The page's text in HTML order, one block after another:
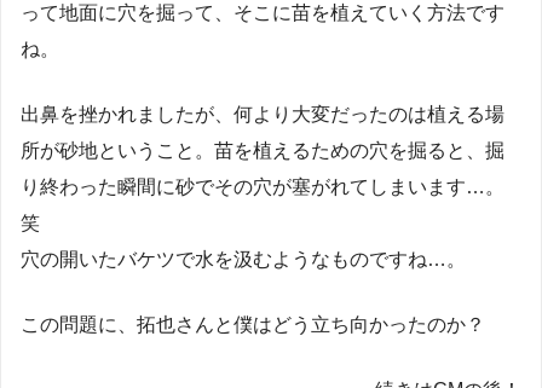
って地面に穴を掘って、そこに苗を植えていく方法です
ね。
出鼻を挫かれましたが、何より大変だったのは植える場
所が砂地ということ。苗を植えるための穴を掘ると、掘
り終わった瞬間に砂でその穴が塞がれてしまいます…。
笑
穴の開いたバケツで水を汲むようなものですね…。
この問題に、拓也さんと僕はどう立ち向かったのか？